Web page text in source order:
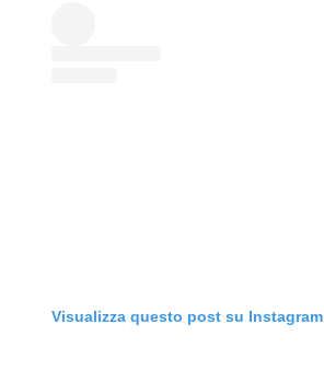
Visualizza questo post su Instagram